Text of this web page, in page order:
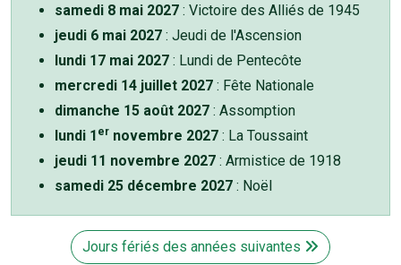
samedi 8 mai 2027 : Victoire des Alliés de 1945
jeudi 6 mai 2027 : Jeudi de l'Ascension
lundi 17 mai 2027 : Lundi de Pentecôte
mercredi 14 juillet 2027 : Fête Nationale
dimanche 15 août 2027 : Assomption
lundi 1 er novembre 2027 : La Toussaint
jeudi 11 novembre 2027 : Armistice de 1918
samedi 25 décembre 2027 : Noël
Jours fériés des années suivantes